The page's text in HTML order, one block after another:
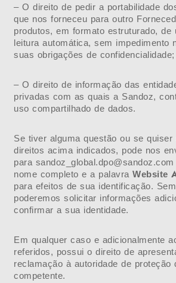
– O direito de pedir a portabilidade
que nos forneceu para outro
produtos, em formato estruturado,
leitura automática, sem impedimento
suas obrigações de
– O direito de informação das
privadas com as quais a Sandoz,
uso compartilhado de dados.
Se tiver alguma questão ou se
direitos acima indicados, pode nos
para sandoz_global.dpo@sandoz.com
nome completo e a palavraWebsite
para efeitos de sua identificação.
poderemos solicitar informações
confirmar a sua identidade.
Em qualquer caso e adicionalmente
referidos, possui o direito de
reclamação à autoridade de proteção
competente.